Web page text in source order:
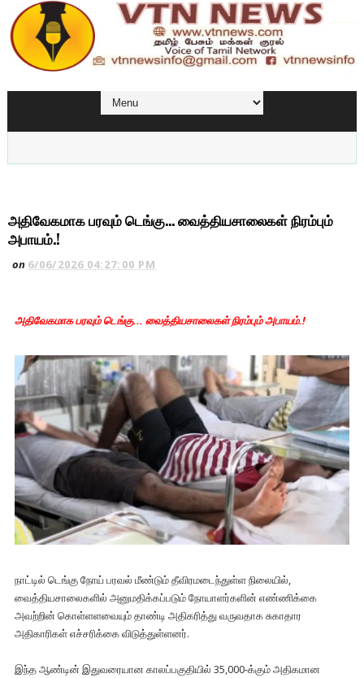
அதிவேகமாக பரவும் டெங்கு... வைத்தியசாலைகள் நிரம்பும்
அபாயம்.!
on 6/06/2026 04:27:00 PM
அதிவேகமாக பரவும் டெங்கு... வைத்தியசாலைகள் நிரம்பும் அபாயம்.!
நாட்டில் டெங்கு நோய் பரவல் மீண்டும் தீவிரமடைந்துள்ள நிலையில்,
வைத்தியசாலைகளில் அனுமதிக்கப்படும் நோயாளர்களின் எண்ணிக்கை
அவற்றின் கொள்ளளவையும் தாண்டி அதிகரித்து வருவதாக சுகாதார
அதிகாரிகள் எச்சரிக்கை விடுத்துள்ளனர்.
இந்த ஆண்டின் இதுவரையான காலப்பகுதியில் 35,000-க்கும் அதிகமான